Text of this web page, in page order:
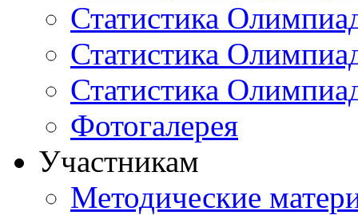
Статистика
Статистика
Статистика
Фотогалерея
Участникам
Методические